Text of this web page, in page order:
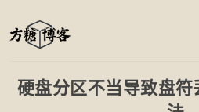
硬盘分区不当导致盘